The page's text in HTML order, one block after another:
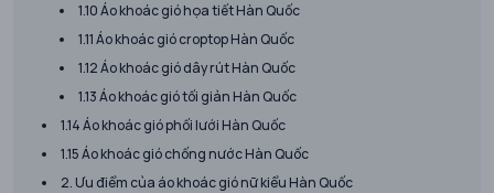
1.10 Áo khoác gió họa tiết Hàn Quốc
1.11 Áo khoác gió croptop Hàn Quốc
1.12 Áo khoác gió dây rút Hàn Quốc
1.13 Áo khoác gió tối giản Hàn Quốc
1.14 Áo khoác gió phối lưới Hàn Quốc
1.15 Áo khoác gió chống nước Hàn Quốc
2. Ưu điểm của áo khoác gió nữ kiểu Hàn Quốc